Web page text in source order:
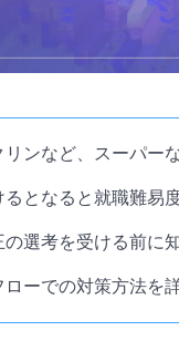
リンなど、スーパー
となると就職難易
選考を受ける前に
ーでの対策方法を